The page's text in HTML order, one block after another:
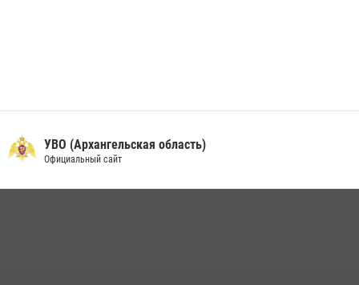
УВО (Архангельская область)
Официальный сайт